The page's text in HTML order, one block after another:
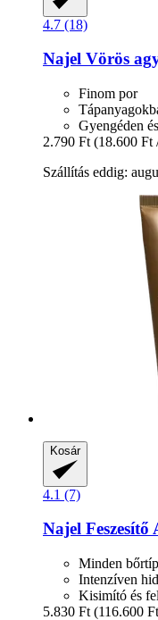
4.7 (18)
Najel Vörös
Finom por
Gyengéden
2.790 Ft (18.600 Ft
Szállítás eddig:
Kosár
4.1 (7)
Najel
Minden
Intenzíven
Kisimító és
5.830 Ft (116.600